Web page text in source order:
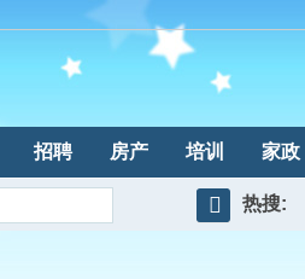
招聘 房产 培训 家政
热搜: